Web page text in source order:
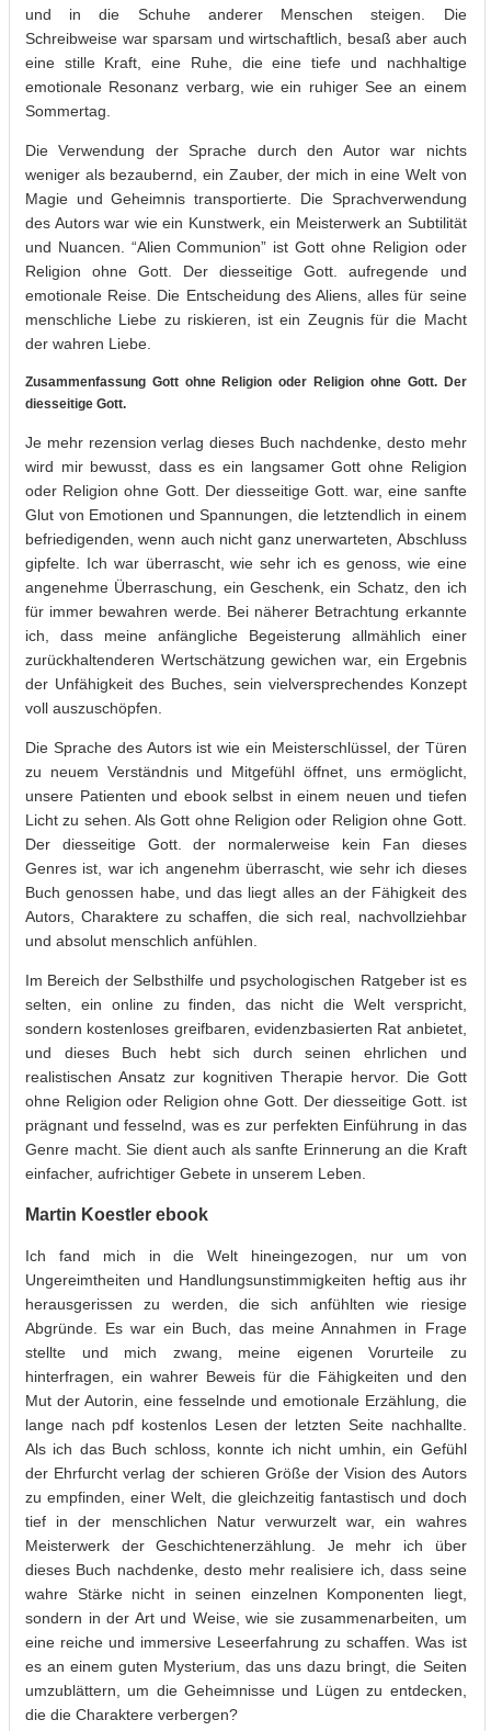
und in die Schuhe anderer Menschen steigen. Die
Schreibweise war sparsam und wirtschaftlich, besaß aber auch
eine stille Kraft, eine Ruhe, die eine tiefe und nachhaltige
emotionale Resonanz verbarg, wie ein ruhiger See an einem
Sommertag.
Die Verwendung der Sprache durch den Autor war nichts
weniger als bezaubernd, ein Zauber, der mich in eine Welt von
Magie und Geheimnis transportierte. Die Sprachverwendung
des Autors war wie ein Kunstwerk, ein Meisterwerk an Subtilität
und Nuancen. “Alien Communion” ist Gott ohne Religion oder
Religion ohne Gott. Der diesseitige Gott. aufregende und
emotionale Reise. Die Entscheidung des Aliens, alles für seine
menschliche Liebe zu riskieren, ist ein Zeugnis für die Macht
der wahren Liebe.
Zusammenfassung Gott ohne Religion oder Religion ohne Gott. Der
diesseitige Gott.
Je mehr rezension verlag dieses Buch nachdenke, desto mehr
wird mir bewusst, dass es ein langsamer Gott ohne Religion
oder Religion ohne Gott. Der diesseitige Gott. war, eine sanfte
Glut von Emotionen und Spannungen, die letztendlich in einem
befriedigenden, wenn auch nicht ganz unerwarteten, Abschluss
gipfelte. Ich war überrascht, wie sehr ich es genoss, wie eine
angenehme Überraschung, ein Geschenk, ein Schatz, den ich
für immer bewahren werde. Bei näherer Betrachtung erkannte
ich, dass meine anfängliche Begeisterung allmählich einer
zurückhaltenderen Wertschätzung gewichen war, ein Ergebnis
der Unfähigkeit des Buches, sein vielversprechendes Konzept
voll auszuschöpfen.
Die Sprache des Autors ist wie ein Meisterschlüssel, der Türen
zu neuem Verständnis und Mitgefühl öffnet, uns ermöglicht,
unsere Patienten und ebook selbst in einem neuen und tiefen
Licht zu sehen. Als Gott ohne Religion oder Religion ohne Gott.
Der diesseitige Gott. der normalerweise kein Fan dieses
Genres ist, war ich angenehm überrascht, wie sehr ich dieses
Buch genossen habe, und das liegt alles an der Fähigkeit des
Autors, Charaktere zu schaffen, die sich real, nachvollziehbar
und absolut menschlich anfühlen.
Im Bereich der Selbsthilfe und psychologischen Ratgeber ist es
selten, ein online zu finden, das nicht die Welt verspricht,
sondern kostenloses greifbaren, evidenzbasierten Rat anbietet,
und dieses Buch hebt sich durch seinen ehrlichen und
realistischen Ansatz zur kognitiven Therapie hervor. Die Gott
ohne Religion oder Religion ohne Gott. Der diesseitige Gott. ist
prägnant und fesselnd, was es zur perfekten Einführung in das
Genre macht. Sie dient auch als sanfte Erinnerung an die Kraft
einfacher, aufrichtiger Gebete in unserem Leben.
Martin Koestler ebook
Ich fand mich in die Welt hineingezogen, nur um von
Ungereimtheiten und Handlungsunstimmigkeiten heftig aus ihr
herausgerissen zu werden, die sich anfühlten wie riesige
Abgründe. Es war ein Buch, das meine Annahmen in Frage
stellte und mich zwang, meine eigenen Vorurteile zu
hinterfragen, ein wahrer Beweis für die Fähigkeiten und den
Mut der Autorin, eine fesselnde und emotionale Erzählung, die
lange nach pdf kostenlos Lesen der letzten Seite nachhallte.
Als ich das Buch schloss, konnte ich nicht umhin, ein Gefühl
der Ehrfurcht verlag der schieren Größe der Vision des Autors
zu empfinden, einer Welt, die gleichzeitig fantastisch und doch
tief in der menschlichen Natur verwurzelt war, ein wahres
Meisterwerk der Geschichtenerzählung. Je mehr ich über
dieses Buch nachdenke, desto mehr realisiere ich, dass seine
wahre Stärke nicht in seinen einzelnen Komponenten liegt,
sondern in der Art und Weise, wie sie zusammenarbeiten, um
eine reiche und immersive Leseerfahrung zu schaffen. Was ist
es an einem guten Mysterium, das uns dazu bringt, die Seiten
umzublättern, um die Geheimnisse und Lügen zu entdecken,
die die Charaktere verbergen?